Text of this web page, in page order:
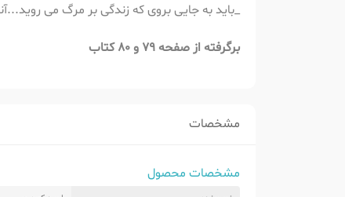
_باید به جایی بروی که زندگی بر مرگ می
برگرفته از صفحه 79 و 80 کتاب
مشخصات
مشخصات محصول